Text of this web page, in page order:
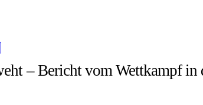
– Bericht vom Wettkampf in